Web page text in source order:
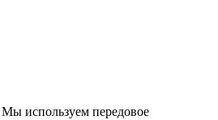
используем передовое